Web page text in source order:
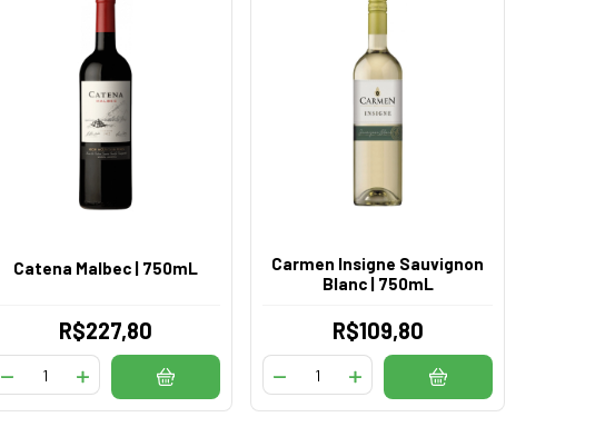
Catena Malbec | 750mL
R$227,80
Carmen Insigne Sauvignon
Blanc | 750mL
R$109,80